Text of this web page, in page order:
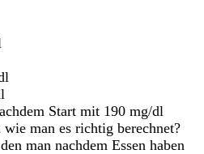
Start mit 190 mg/dl
man es richtig berechnet?
man nachdem Essen haben